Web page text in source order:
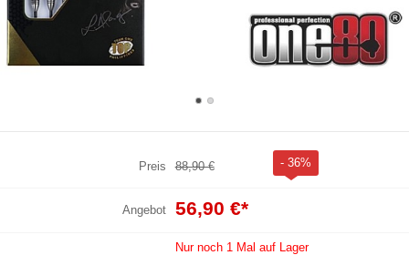
Preis 88,90 € - 36%
Angebot 56,90 €*
Nur noch 1 Mal auf Lager